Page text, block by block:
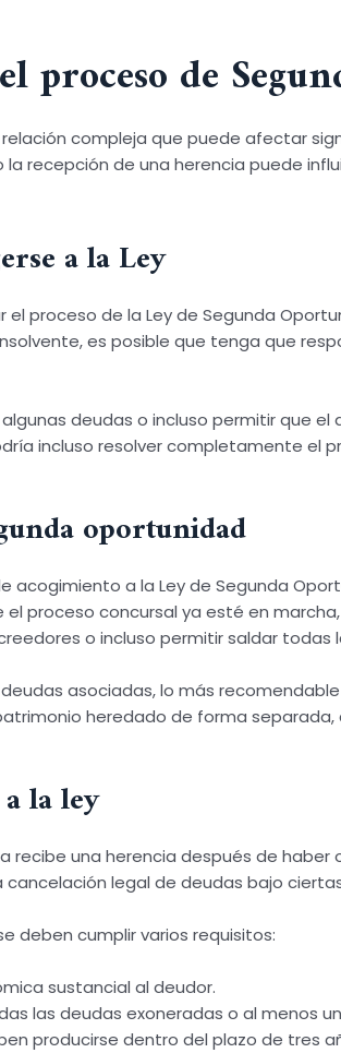
proceso de
compleja que puede afectar
recepción de una herencia puede
a la Ley
proceso de la Ley de Segunda
es posible que tenga que
deudas o incluso permitir que
incluso resolver completamente el
oportunidad
acogimiento a la Ley de Segunda
proceso concursal ya esté en
o incluso permitir saldar todas
asociadas, lo más
heredado de forma
la ley
una herencia después de
legal de deudas bajo
deben cumplir varios requisitos:
sustancial al deudor.
las deudas exoneradas o al menos
producirse dentro del plazo de tres